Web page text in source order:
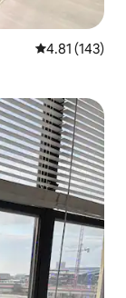
Meánrátáil
4.81 (143)